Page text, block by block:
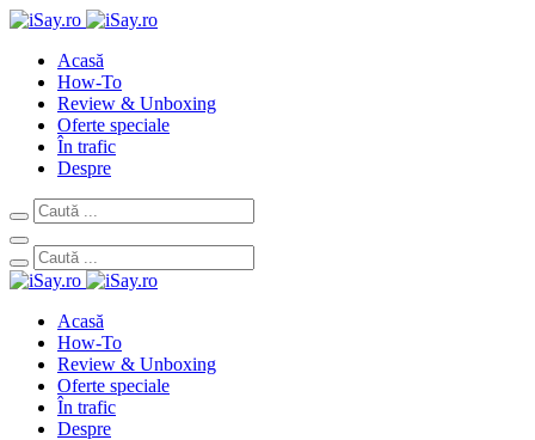
Acasă
How-To
Review & Unboxing
Oferte speciale
În trafic
Despre
Acasă
How-To
Review & Unboxing
Oferte speciale
În trafic
Despre